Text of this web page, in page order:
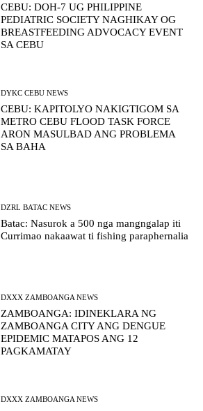
CEBU: DOH-7 UG PHILIPPINE
PEDIATRIC SOCIETY NAGHIKAY OG
BREASTFEEDING ADVOCACY EVENT
SA CEBU
DYKC CEBU NEWS
CEBU: KAPITOLYO NAKIGTIGOM SA
METRO CEBU FLOOD TASK FORCE
ARON MASULBAD ANG PROBLEMA
SA BAHA
DZRL BATAC NEWS
Batac: Nasurok a 500 nga mangngalap iti
Currimao nakaawat ti fishing paraphernalia
DXXX ZAMBOANGA NEWS
ZAMBOANGA: IDINEKLARA NG
ZAMBOANGA CITY ANG DENGUE
EPIDEMIC MATAPOS ANG 12
PAGKAMATAY
DXXX ZAMBOANGA NEWS